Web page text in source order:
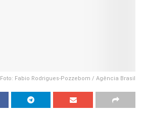
Foto: Fabio Rodrigues-Pozzebom / Agência Brasil